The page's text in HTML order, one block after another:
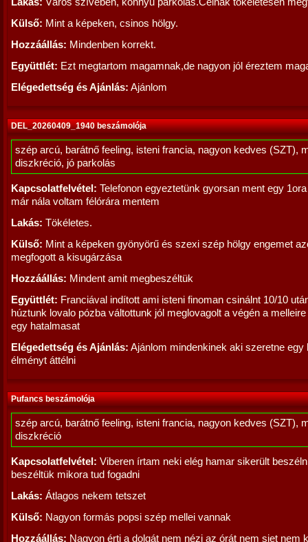
Külső: Mint a képeken, csinos hölgy.
Hozzáállás: Mindenben korrekt.
Együttlét: Ezt megtartom magamnak,de nagyon jól éreztem
Elégedettség és Ajánlás: Ajánlom
DEL_20260409_1940 beszámolója
szép arcú, barátnő feeling, isteni francia, nagyon kedves (SZT),
diszkréció, jó parkolás
Kapcsolatfelvétel: Telefonon egyeztetünk gyorsan ment egy
már nála voltam félórára mentem
Lakás: Tökéletes.
Külső: Mint a képeken gyönyörű és szexi szép hölgy engemet
megfogott a kisugárzása
Hozzáállás: Mindent amit megbeszéltük
Együttlét: Franciával indított ami isteni finoman csinálnt 10/10
húztunk lovalo pózba váltottunk jól meglovagolt a végén a
egy hatalmasat
Elégedettség és Ajánlás: Ajánlom mindenkinek aki szeretne egy
élményt áttélni
Pufancs beszámolója
szép arcú, barátnő feeling, isteni francia, nagyon kedves (SZT),
diszkréció
Kapcsolatfelvétel: Viberen írtam neki elég hamar sikerült
beszéltük mikora tud fogadni
Lakás: Átlagos nekem tetszet
Külső: Nagyon formás popsi szép mellei vannak
Hozzáállás: Nagyon érti a dolgát nem nézi az órát nem siet nem